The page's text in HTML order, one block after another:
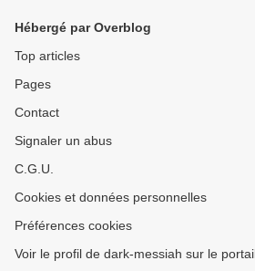
Hébergé par Overblog
Top articles
Pages
Contact
Signaler un abus
C.G.U.
Cookies et données personnelles
Préférences cookies
Voir le profil de dark-messiah sur le